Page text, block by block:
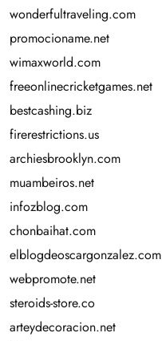
wonderfultraveling.com
promocioname.net
wimaxworld.com
freeonlinecricketgames.net
bestcashing.biz
firerestrictions.us
archiesbrooklyn.com
muambeiros.net
infozblog.com
chonbaihat.com
elblogdeoscargonzalez.com
webpromote.net
steroids-store.co
arteydecoracion.net